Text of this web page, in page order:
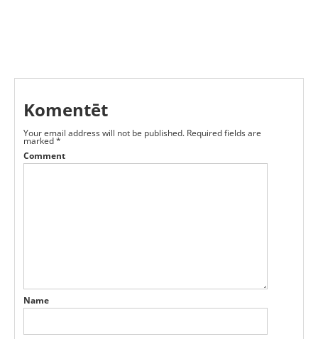
Komentēt
Your email address will not be published. Required fields are
marked*
Comment
Name